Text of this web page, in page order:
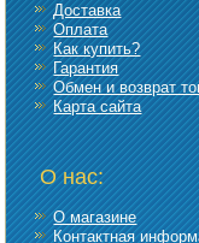
Доставка
Оплата
Как купить?
Гарантия
Обмен и возврат
Карта сайта
О нас:
О магазине
Контактная